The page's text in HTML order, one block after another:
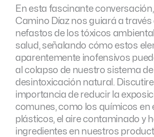
En esta fascinante conversación,
Camino Díaz nos guiará a través
nefastos de los tóxicos
salud, señalando cómo estos
aparentemente inofensivos
al colapso de nuestro sistema de
desintoxicación natural.
importancia de reducir la
comunes, como los químicos en
plásticos, el aire contaminado y
ingredientes en nuestros